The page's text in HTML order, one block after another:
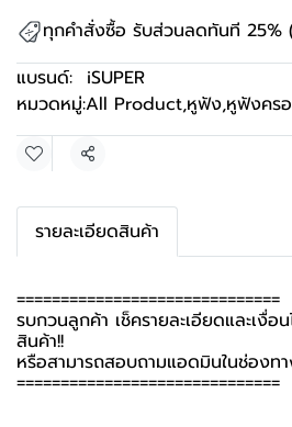
ทุกคำสั่งซื้อ รับส่วนลดทันที 25% (
แบรนด์: iSUPER
หมวดหมู่:All Product,หูฟัง,หูฟังคร
แชร์
รายละเอียดสินค้า
==============================
รบกวนลูกค้า เช็ครายละเอียดและเงื่
สินค้า!!
หรือสามารถสอบถามแอดมินในช่องทา
==============================